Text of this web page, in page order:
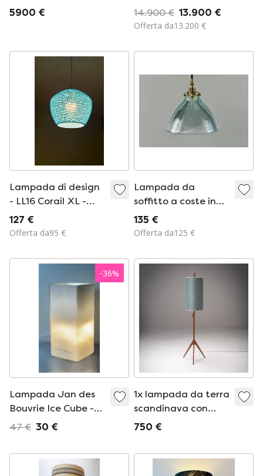
"madreperla nera".
5900 €
Sowden e Nathalie
du Pasquier per Arc
14.900 € 13.900 €
Offerta da13.200 €
Lampada di design
- LL16 Corail XL -
Lampada a
sospensione -
sostenibile
127 €
Offerta da95 €
Lampada da
soffitto a coste in
vetro Holophane
azzurro con
in ottone
135 €
Offerta da125 €
-36%
Lampada Jan des
Bouvrie Ice Cube -
Lampada da tavolo
47 € 30 €
1x lampada da terra
scandinava con
paralume Rubelli
750 €